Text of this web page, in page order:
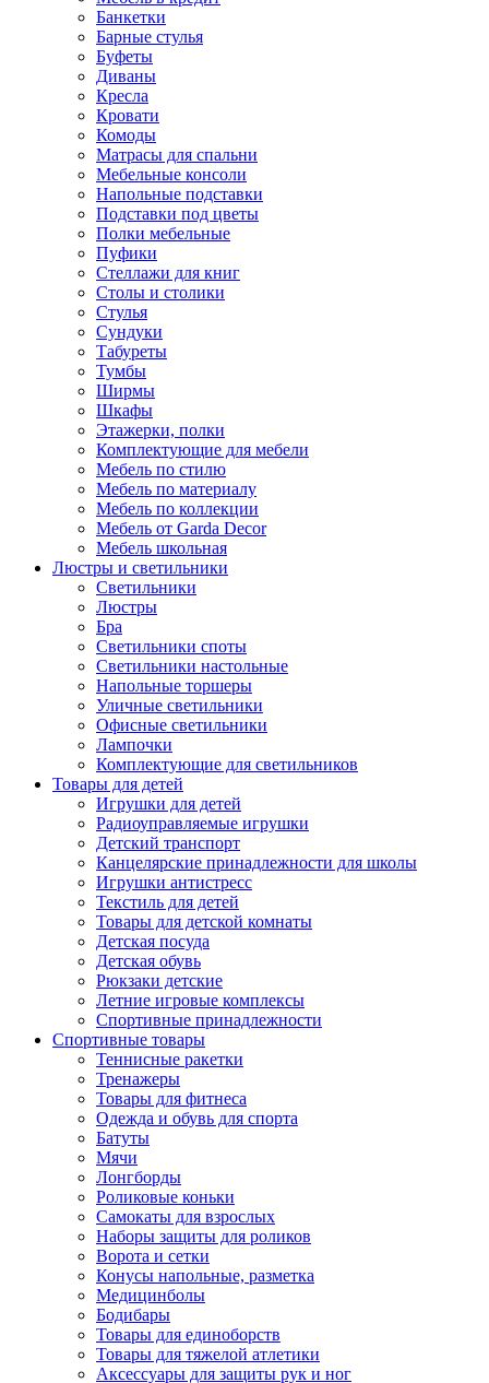
Банкетки
Барные стулья
Буфеты
Диваны
Кресла
Кровати
Комоды
Матрасы для спальни
Мебельные консоли
Напольные подставки
Подставки под цветы
Полки мебельные
Пуфики
Стеллажи для книг
Столы и столики
Стулья
Сундуки
Табуреты
Тумбы
Ширмы
Шкафы
Этажерки, полки
Комплектующие для мебели
Мебель по стилю
Мебель по материалу
Мебель по коллекции
Мебель от Garda Decor
Мебель школьная
Люстры и светильники
Светильники
Люстры
Бра
Светильники споты
Светильники настольные
Напольные торшеры
Уличные светильники
Офисные светильники
Лампочки
Комплектующие для светильников
Товары для детей
Игрушки для детей
Радиоуправляемые игрушки
Детский транспорт
Канцелярские принадлежности для школы
Игрушки антистресс
Текстиль для детей
Товары для детской комнаты
Детская посуда
Детская обувь
Рюкзаки детские
Летние игровые комплексы
Спортивные принадлежности
Спортивные товары
Теннисные ракетки
Тренажеры
Товары для фитнеса
Одежда и обувь для спорта
Батуты
Мячи
Лонгборды
Роликовые коньки
Самокаты для взрослых
Наборы защиты для роликов
Ворота и сетки
Конусы напольные, разметка
Медицинболы
Бодибары
Товары для единоборств
Товары для тяжелой атлетики
Аксессуары для защиты рук и ног